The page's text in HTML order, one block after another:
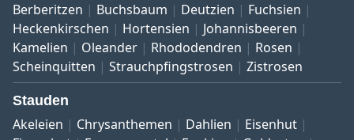
Berberitzen Buchsbaum Deutzien
Fuchsien
Heckenkirschen
Hortensien
Johannisbeeren
Kamelien
Oleander Rhododendren
Rosen
Scheinquitten
Strauchpfingstrosen Zistrosen
Stauden
Akeleien Chrysanthemen Dahlien
Eisenhut